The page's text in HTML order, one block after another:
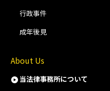
行政事件
成年後見
About Us
当法律事務所について